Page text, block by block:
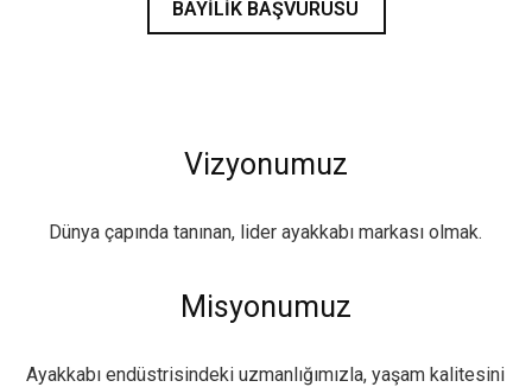
BAYILIK BAŞVURUSU
Vizyonumuz
Dünya çapında tanınan, lider ayakkabı markası olmak.
Misyonumuz
Ayakkabı endüstrisindeki uzmanlığımızla, yaşam kalitesini